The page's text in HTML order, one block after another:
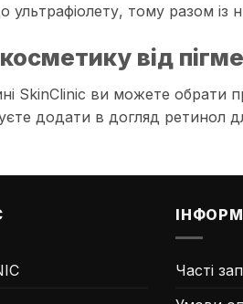
ультрафіолету, тому разом із
від
SkinClinic ви можете обрати
додати в догляд ретинол
Часті